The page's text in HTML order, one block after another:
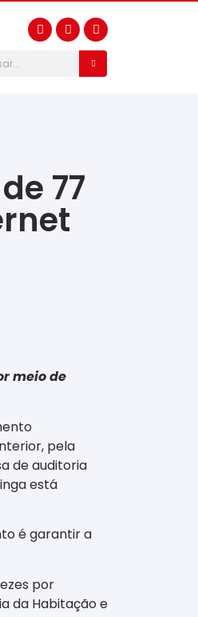
77
meio de
pela
de auditoria
está
é garantir a
por
da Habitação e